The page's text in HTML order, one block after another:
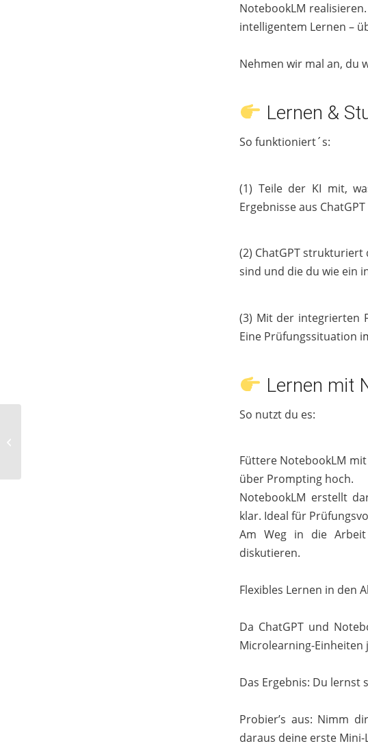
NotebookLM
intelligentem Lernen –
Nehmen wir mal an, du
Lernen &
So funktioniert´s:
(1) Teile der KI mit,
Ergebnisse aus
(2) ChatGPT
sind und die du wie ein
(3) Mit der integrierten
Eine Prüfungssituation
Lernen mit
So nutzt du es:
Füttere NotebookLM
über Prompting hoch.
NotebookLM erstellt
klar. Ideal für
Am Weg in die
diskutieren.
Flexibles Lernen in den
Da ChatGPT und
Microlearning-Einheiten
Das Ergebnis: Du
Probier’s aus: Nimm
daraus deine erste